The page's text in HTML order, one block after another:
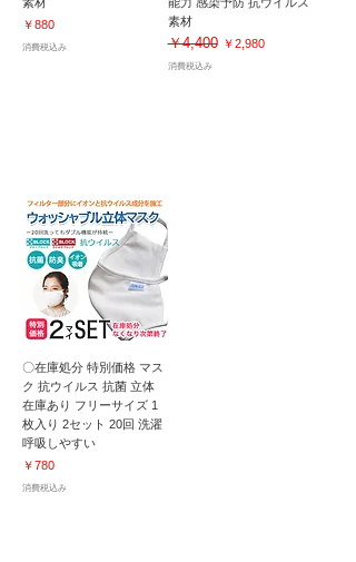
価格
￥880
消費税込み
素材
通常価格
￥4,400 セール価格
￥2,980
消費税込み
〇在庫処分 特別価格 マス
ク 抗ウイルス 抗菌 立体
在庫あり フリーサイズ 1
枚入り 2セット 20回 洗濯
呼吸しやすい
価格
￥780
消費税込み